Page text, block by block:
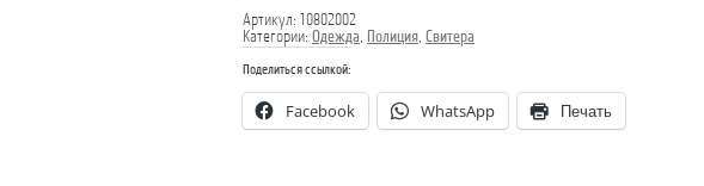
Артикул: 10802002
Категории:Одежда, Полиция,Свитера
Поделиться ссылкой:
Facebook WhatsApp Печать